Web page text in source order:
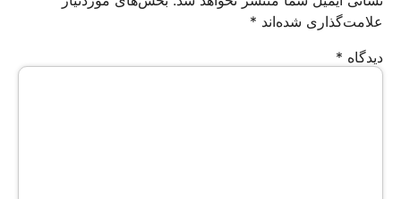
علامت‌گذاری شده‌اند *
دیدگاه *